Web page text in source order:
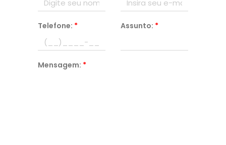
Telefone: * Assunto: *
Mensagem: *